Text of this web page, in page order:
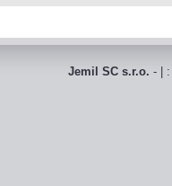
Jemil SC s.r.o. - |